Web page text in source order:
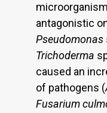
antagonistic
Pseudomonas
Trichoderma
caused an
of pathogens (
Fusarium